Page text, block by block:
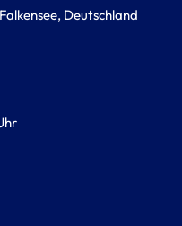
Deutschland